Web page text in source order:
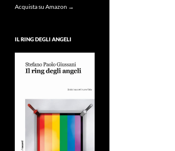
Acquista su Amazon →
IL RING DEGLI ANGELI